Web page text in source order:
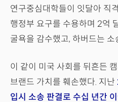
연구중심대학들이 잇달아 직
행정부 요구를 수용하며 2억
굴욕을 감수했고, 하버드는 소
이 같이 미국 사회를 뒤흔든
브랜드 가치를 훼손했다. 지난
입시 소송 판결로 수십 년간